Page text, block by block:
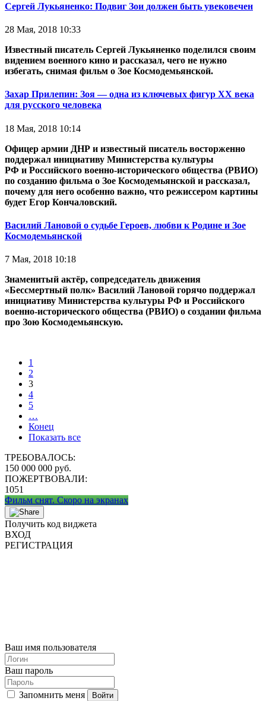
Сергей Лукьяненко: Подвиг Зои должен быть увековечен
28 Мая, 2018 10:33
Известный писатель Сергей Лукьяненко поделился своим
видением военного кино и рассказал, чего не нужно
избегать, снимая фильм о Зое Космодемьянской.
Захар Прилепин: Зоя — одна из ключевых фигур ХХ века
для русского человека
18 Мая, 2018 10:14
Офицер армии ДНР и известный писатель восторженно
поддержал инициативу Министерства культуры
РФ и Российского военно-исторического общества (РВИО)
по созданию фильма о Зое Космодемьянской и рассказал,
почему для него особенно важно, что режиссером картины
будет Егор Кончаловский.
Василий Лановой о судьбе Героев, любви к Родине и Зое
Космодемьянской
7 Мая, 2018 10:18
Знаменитый актёр, сопредседатель движения
«Бессмертный полк» Василий Лановой горячо поддержал
инициативу Министерства культуры РФ и Российского
военно-исторического общества (РВИО) о создании фильма
про Зою Космодемьянскую.
1
2
3
4
5
…
Конец
Показать все
ТРЕБОВАЛОСЬ:
150 000 000 руб.
ПОЖЕРТВОВАЛИ:
1051
Фильм снят. Скоро на экранах
Получить код виджета
ВХОД
РЕГИСТРАЦИЯ
Ваш имя пользователя
Ваш пароль
Запомнить меня